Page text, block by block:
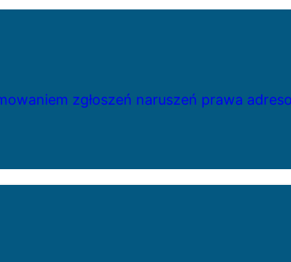
zgłoszeń naruszeń prawa